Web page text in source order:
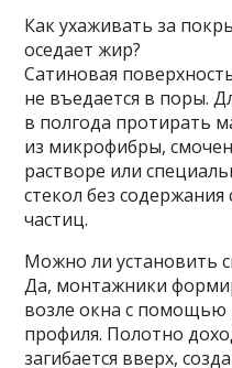
Как ухаживать за
оседает жир?
Сатиновая
не въедается в поры.
в полгода протирать
из микрофибры,
растворе или
стекол без
частиц.
Можно ли установить
Да, монтажники
возле окна с помощью
профиля. Полотно
загибается вверх,